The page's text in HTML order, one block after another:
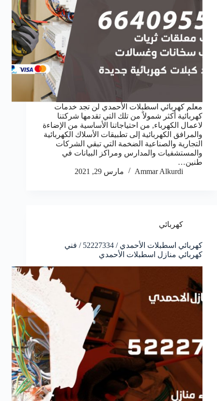
معلم كهربائي اسطبلات الأحمدي لن تجد خدمات
كهربائية أكثر شمولاً من تلك التي تقدمها شركتنا
لاعمال الكهرباء, من احتياجاتنا الأساسية من الإضاءة
والمرافق الكهربائية إلى تطبيقات الأسلاك الكهربائية
التجارية والصناعية الضخمة التي تبقي الشركات
والمستشفيات والمدارس ومراكز البيانات في
طنين…
Ammar Alkurdi
مارس 29, 2021
كهربائي
كهربائي اسطبلات الأحمدي / 52227334 / فني
كهربائي منازل اسطبلات الأحمدي